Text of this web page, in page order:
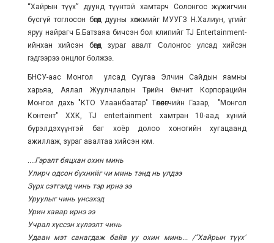
“Хайрын түүх” дуунд түүнтэй хамтарч Солонгос жүжигчин
бүсгүй тоглосон бөгөөд дууны хөгжмийг МУУГЗ Н.Халиун, үгийг
яруу найрагч Б.Батзаяа бичсэн бол клипийг TJ Entertainment-
ийнхан хийсэн бөгөөд зураг авалт Солонгос улсад хийсэн
гэдгээрээ онцлог болжээ.
БНСУ-аас Монгол улсад Суугаа Элчин Сайдын яамны
харьяа, Аялал Жуулчлалын Төрийн Өмчит Корпорацийн
Монгол дахь "КТО Улаанбаатар" Төлөөлөгчийн Газар, "Монгол
Контент" ХХК, TJ entertainment хамтран 10-аад хүний
бүрэлдэхүүнтэй баг хоёр долоо хоногийн хугацаанд
ажиллаж, зураг авалтаа хийсэн юм.
....Гэрэлт бяцхан охин минь
Улирч одсон бүхнийг чи минь тэнд нь үлдээ
Зүрх сэтгэлд чинь тэр ирнэ ээ
Уруулыг чинь үнсэхэд
Урин хавар ирнэ ээ
Учрал хүссэн хүлээлт чинь
Удаан мэт санагдаж байв уу охин минь... /"Хайрын түүх"